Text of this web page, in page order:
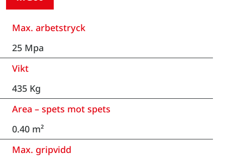
Max. arbetstryck
25 Mpa
Vikt
435 Kg
Area – spets mot spets
0.40 m²
Max. gripvidd